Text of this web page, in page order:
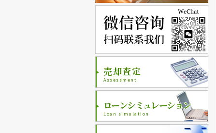
売却査定
Assessment
ローンシミュレーション
Loan simulation